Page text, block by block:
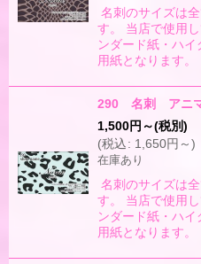
名刺のサイズは
す。 当店で使用
ンダード紙・ハ
用紙となります
290 名刺 アニマ
1,500円 ～(税別)
(税込: 1,650円 ～)
在庫あり
名刺のサイズは
す。 当店で使用
ンダード紙・ハ
用紙となります